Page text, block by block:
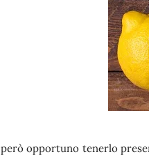
però opportuno tenerlo